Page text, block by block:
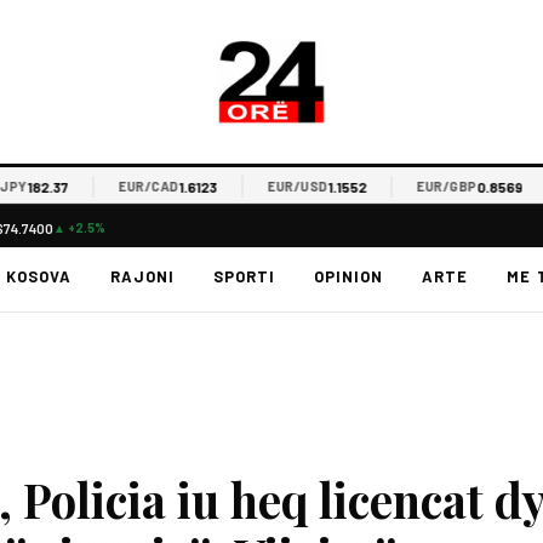
EUR/CAD1.6123 EUR/USD1.1552 EUR/GBP0.8569
▲ +2.5%
KOSOVA RAJONI SPORTI OPINION ARTE ME
Policia iu heq licencat